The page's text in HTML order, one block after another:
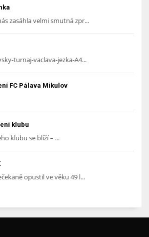
zasáhla velmi smutná zpr...
turnaj-vaclava-jezka-A4...
FC Pálava Mikulov
klubu
klubu se blíží – ...
opustil ve věku 49 l...